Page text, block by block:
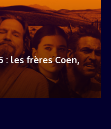
: les frères Coen,